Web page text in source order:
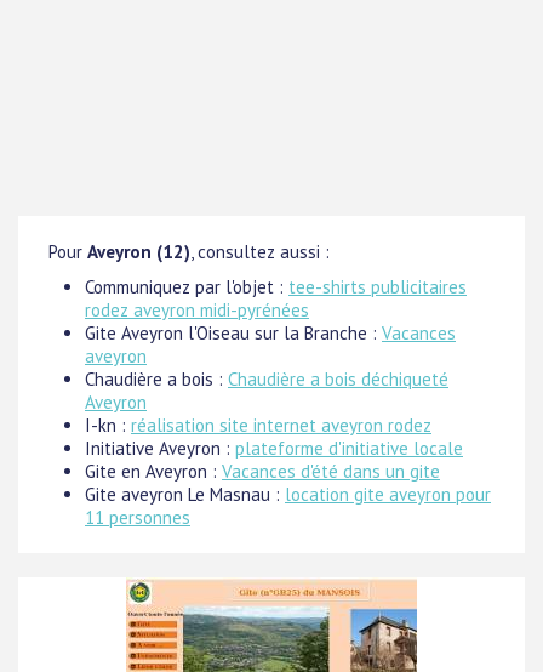
Pour Aveyron (12), consultez aussi :
Communiquez par l'objet : tee-shirts publicitaires
rodez aveyron midi-pyrénées
Gite Aveyron l'Oiseau sur la Branche : Vacances
aveyron
Chaudière a bois : Chaudière a bois déchiqueté
Aveyron
I-kn : réalisation site internet aveyron rodez
Initiative Aveyron : plateforme d'initiative locale
Gite en Aveyron : Vacances d'été dans un gite
Gite aveyron Le Masnau : location gite aveyron pour
11 personnes